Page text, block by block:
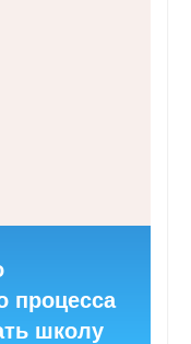
процесса
школу